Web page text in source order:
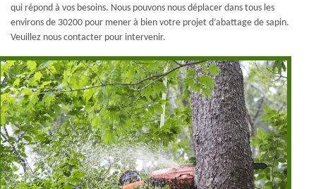
qui répond à vos besoins. Nous pouvons nous déplacer dans tous les
environs de 30200 pour mener à bien votre projet d’abattage de sapin.
Veuillez nous contacter pour intervenir.